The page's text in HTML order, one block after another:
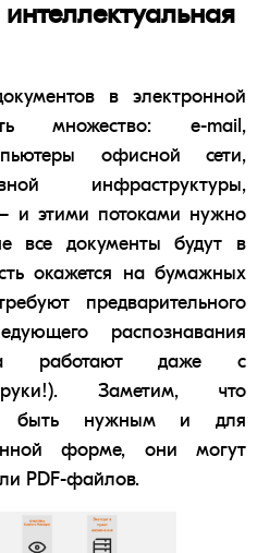
в электронной
множество: e-mail,
офисной сети,
инфраструктуры,
и этими потоками нужно
все документы будут в
окажется на бумажных
предварительного
распознавания
работают даже с
Заметим, что
быть нужным и для
форме, они могут
PDF-файлов.